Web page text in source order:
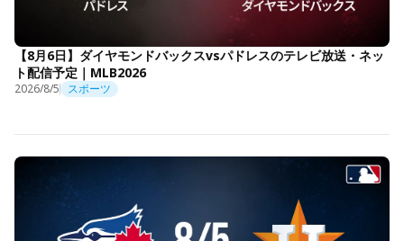
【8月6日】ダイヤモンドバックスvsパドレスのテレビ放送・ネッ
ト配信予定｜MLB2026
2026/8/5 スポーツ